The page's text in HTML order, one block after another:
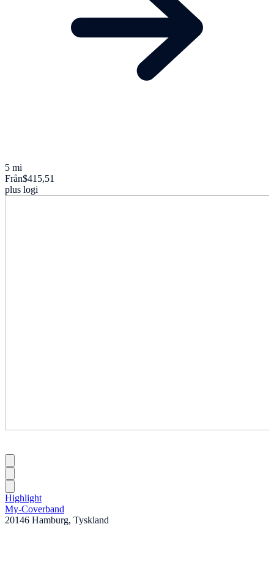
5 mi
Från$415,51
plus logi
Highlight
My-Coverband
20146 Hamburg, Tyskland